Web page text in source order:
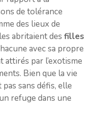
de tolérance
des lieux de
abritaient des filles
avec sa propre
attirés par l’exotisme
Bien que la vie
pas sans défis, elle
refuge dans une